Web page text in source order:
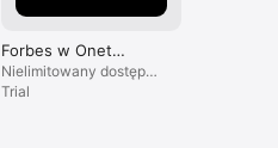
Forbes w Onet
Premium
Nielimitowany dostęp
do treści i brak reklam.
Trial